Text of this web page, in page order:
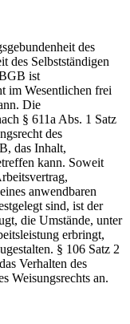
des
des Selbstständigen
ist
im Wesentlichen frei
Die
§ 611a Abs. 1 Satz
des
das Inhalt,
kann. Soweit
anwendbaren
sind, ist der
die Umstände, unter
erbringt,
§ 106 Satz 2
Verhalten des
Weisungsrechts an.